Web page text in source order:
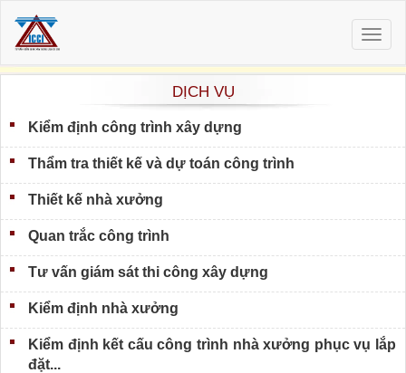
DỊCH VỤ
Kiểm định công trình xây dựng
Thẩm tra thiết kế và dự toán công trình
Thiết kế nhà xưởng
Quan trắc công trình
Tư vấn giám sát thi công xây dựng
Kiểm định nhà xưởng
Kiểm định kết cấu công trình nhà xưởng phục vụ lắp
đặt...